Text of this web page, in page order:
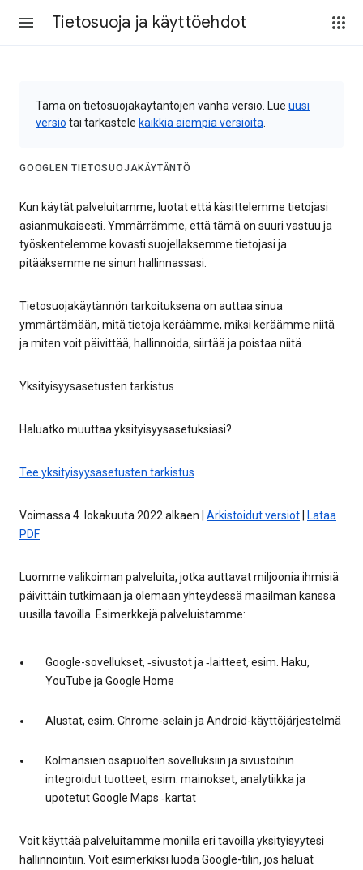
Tietosuoja ja käyttöehdot
Tämä on tietosuojakäytäntöjen vanha versio. Lue uusi
versio tai tarkastele kaikkia aiempia versioita
GOOGLEN TIETOSUOJAKÄYTÄNTÖ
Kun käytät palveluitamme, luotat että käsittelemme tietojasi
asianmukaisesti. Ymmärrämme, että tämä on suuri vastuu ja
työskentelemme kovasti suojellaksemme tietojasi ja
pitääksemme ne sinun hallinnassasi.
Tietosuojakäytännön tarkoituksena on auttaa sinua
ymmärtämään, mitä tietoja keräämme, miksi keräämme niitä
ja miten voit päivittää, hallinnoida, siirtää ja poistaa niitä.
Yksityisyysasetusten tarkistus
Haluatko muuttaa yksityisyysasetuksiasi?
Tee yksityisyysasetusten tarkistus
Voimassa 4. lokakuuta 2022 alkaen | Arkistoidut versiot
Lataa
PDF
Luomme valikoiman palveluita, jotka auttavat miljoonia ihmisiä
päivittäin tutkimaan ja olemaan yhteydessä maailman kanssa
uusilla tavoilla. Esimerkkejä palveluistamme:
Google-sovellukset, ‑sivustot ja ‑laitteet, esim. Haku,
YouTube ja Google Home
Alustat, esim. Chrome-selain ja Android-käyttöjärjestelmä
Kolmansien osapuolten sovelluksiin ja sivustoihin
integroidut tuotteet, esim. mainokset, analytiikka ja
upotetut Google Maps ‑kartat
Voit käyttää palveluitamme monilla eri tavoilla yksityisyytesi
hallinnointiin. Voit esimerkiksi luoda Google-tilin, jos haluat